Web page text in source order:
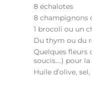
8 échalotes
8 champignons
1 brocoli ou un
Du thym ou du
Quelques fleurs
soucis….) pour
Huile d’olive,